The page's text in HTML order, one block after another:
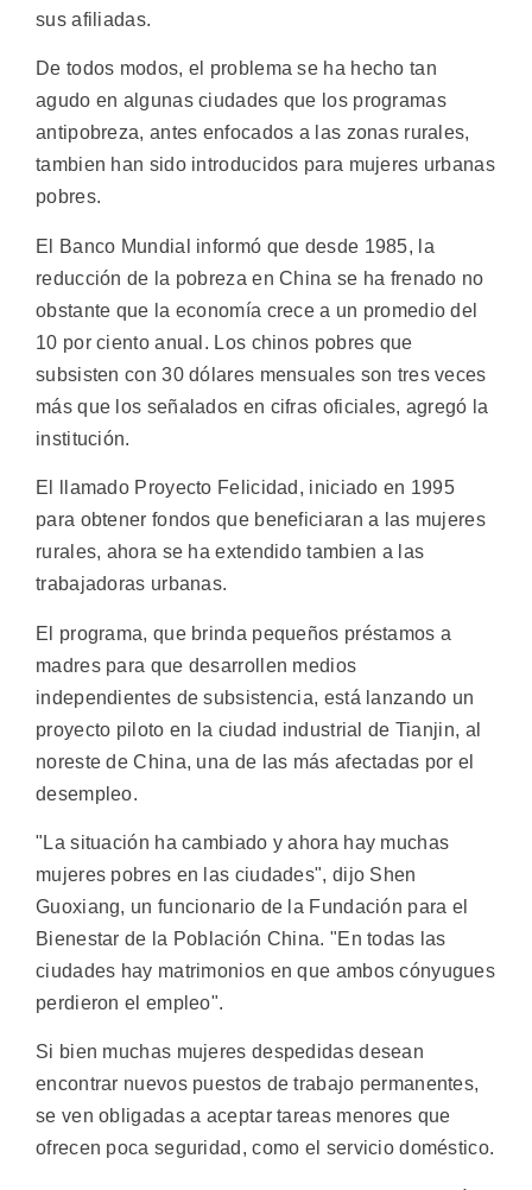
sus afiliadas.
De todos modos, el problema se ha hecho tan
agudo en algunas ciudades que los programas
antipobreza, antes enfocados a las zonas rurales,
tambien han sido introducidos para mujeres urbanas
pobres.
El Banco Mundial informó que desde 1985, la
reducción de la pobreza en China se ha frenado no
obstante que la economía crece a un promedio del
10 por ciento anual. Los chinos pobres que
subsisten con 30 dólares mensuales son tres veces
más que los señalados en cifras oficiales, agregó la
institución.
El llamado Proyecto Felicidad, iniciado en 1995
para obtener fondos que beneficiaran a las mujeres
rurales, ahora se ha extendido tambien a las
trabajadoras urbanas.
El programa, que brinda pequeños préstamos a
madres para que desarrollen medios
independientes de subsistencia, está lanzando un
proyecto piloto en la ciudad industrial de Tianjin, al
noreste de China, una de las más afectadas por el
desempleo.
"La situación ha cambiado y ahora hay muchas
mujeres pobres en las ciudades", dijo Shen
Guoxiang, un funcionario de la Fundación para el
Bienestar de la Población China. "En todas las
ciudades hay matrimonios en que ambos cónyugues
perdieron el empleo".
Si bien muchas mujeres despedidas desean
encontrar nuevos puestos de trabajo permanentes,
se ven obligadas a aceptar tareas menores que
ofrecen poca seguridad, como el servicio doméstico.